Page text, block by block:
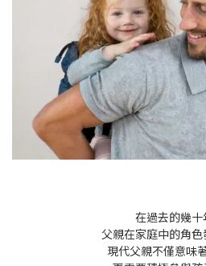
在過去的幾十
父親在家庭中的角
現代父親不僅意味